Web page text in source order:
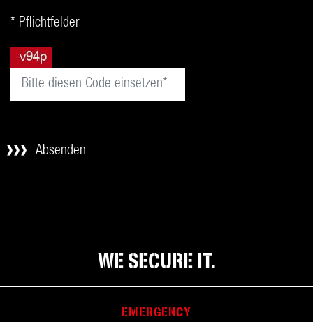
* Pflichtfelder
Absenden
WE SECURE IT.
EMERGENCY